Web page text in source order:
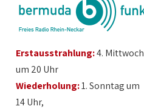
Erstausstrahlung:4. Mittwoch
um 20 Uhr
Wiederholung:1. Sonntag um
14 Uhr,
1:00
2:00
3:00